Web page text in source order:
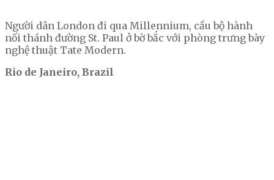
Người dân London đi qua Millennium, cầu bộ hành
nối thánh đường St. Paul ở bờ bắc với phòng trưng bày
nghệ thuật Tate Modern.
Rio de Janeiro, Brazil